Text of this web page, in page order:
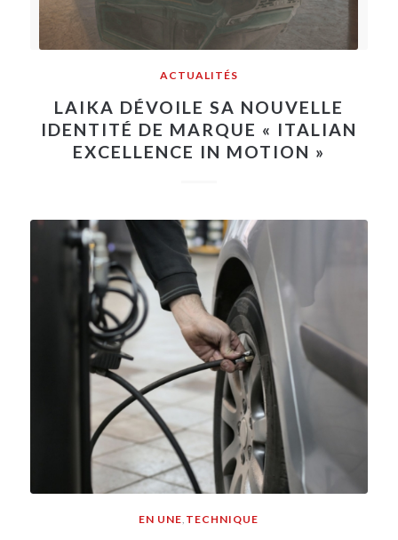
ACTUALITÉS
LAIKA DÉVOILE SA NOUVELLE
IDENTITÉ DE MARQUE « ITALIAN
EXCELLENCE IN MOTION »
EN UNE, TECHNIQUE